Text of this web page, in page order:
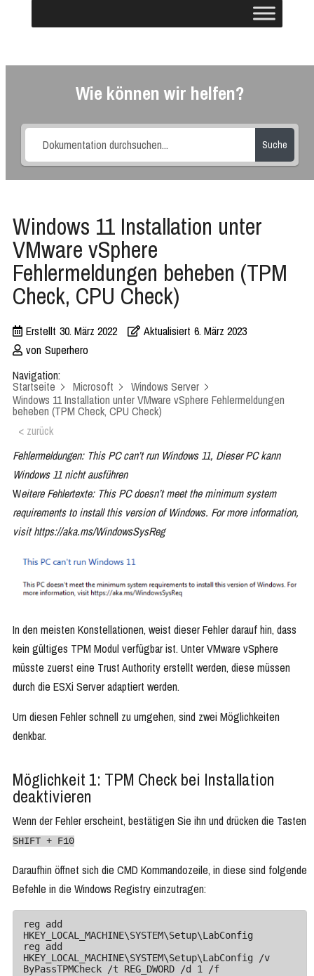
Wie können wir helfen?
Suche
Windows 11 Installation unter
VMware vSphere
Fehlermeldungen beheben (TPM
Check, CPU Check)
Erstellt 30. März 2022 Aktualisiert 6. März 2023
von Superhero
Navigation:
Startseite Microsoft
Windows Server
Windows 11 Installation unter VMware vSphere Fehlermeldungen
beheben (TPM Check, CPU Check)
< zurück
Fehlermeldungen: This PC can’t run Windows 11, Dieser PC kann
Windows 11 nicht ausführen
Weitere Fehlertexte: This PC doesn’t meet the minimum system
requirements to install this version of Windows. For more information,
visit https://aka.ms/WindowsSysReg
In den meisten Konstellationen, weist dieser Fehler darauf hin, dass
kein gültiges TPM Modul verfügbar ist. Unter VMware vSphere
müsste zuerst eine Trust Authority erstellt werden, diese müssen
durch die ESXi Server adaptiert werden.
Um diesen Fehler schnell zu umgehen, sind zwei Möglichkeiten
denkbar.
Möglichkeit 1: TPM Check bei Installation
deaktivieren
Wenn der Fehler erscheint, bestätigen Sie ihn und drücken die Tasten
SHIFT + F10
Daraufhin öffnet sich die CMD Kommandozeile, in diese sind folgende
Befehle in die Windows Registry einzutragen:
reg add
HKEY_LOCAL_MACHINE\SYSTEM\Setup\LabConfig
reg add
HKEY_LOCAL_MACHINE\SYSTEM\Setup\LabConfig /v
ByPassTPMCheck /t REG_DWORD /d 1 /f